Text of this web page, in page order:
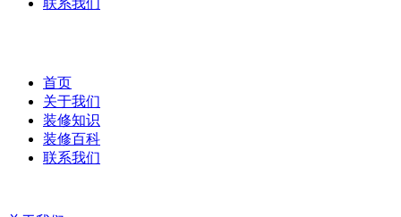
联系我们
首页
关于我们
装修知识
装修百科
联系我们